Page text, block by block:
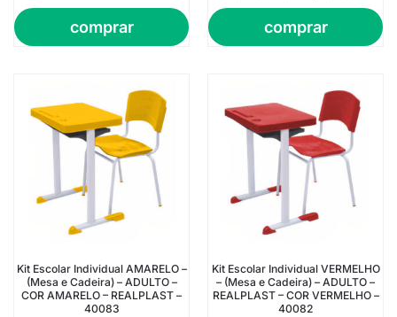
comprar comprar
Kit Escolar Individual AMARELO –
(Mesa e Cadeira) – ADULTO –
COR AMARELO – REALPLAST –
40083
Kit Escolar Individual VERMELHO
– (Mesa e Cadeira) – ADULTO –
REALPLAST – COR VERMELHO –
40082